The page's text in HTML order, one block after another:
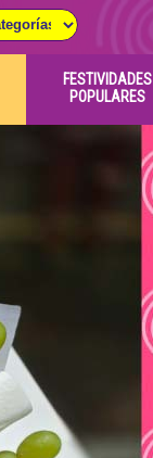
FESTIVIDADES
POPULARES